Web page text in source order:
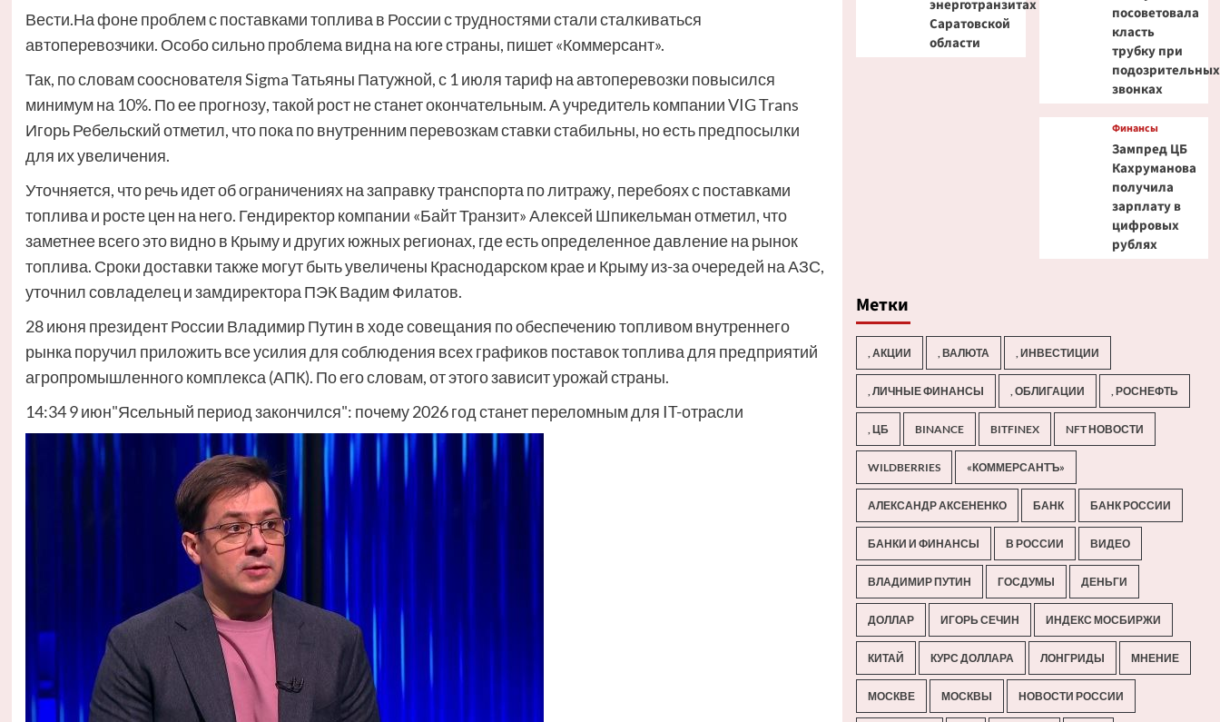
Вести.На фоне проблем с поставками топлива в России с трудностями стали сталкиваться
автоперевозчики. Особо сильно проблема видна на юге страны, пишет «Коммерсант».
Так, по словам сооснователя Sigma Татьяны Патужной, с 1 июля тариф на автоперевозки повысился
минимум на 10%. По ее прогнозу, такой рост не станет окончательным. А учредитель компании VIG Trans
Игорь Ребельский отметил, что пока по внутренним перевозкам ставки стабильны, но есть предпосылки
для их увеличения.
Уточняется, что речь идет об ограничениях на заправку транспорта по литражу, перебоях с поставками
топлива и росте цен на него. Гендиректор компании «Байт Транзит» Алексей Шпикельман отметил, что
заметнее всего это видно в Крыму и других южных регионах, где есть определенное давление на рынок
топлива. Сроки доставки также могут быть увеличены Краснодарском крае и Крыму из-за очередей на АЗС,
уточнил совладелец и замдиректора ПЭК Вадим Филатов.
28 июня президент России Владимир Путин в ходе совещания по обеспечению топливом внутреннего
рынка поручил приложить все усилия для соблюдения всех графиков поставок топлива для предприятий
агропромышленного комплекса (АПК). По его словам, от этого зависит урожай страны.
14:34 9 июн"Ясельный период закончился": почему 2026 год станет переломным для IT-отрасли
энерготранзитах
Саратовской
области
посоветовала
класть
трубку при
подозрительных
звонках
Финансы
Зампред ЦБ
Кахруманова
получила
зарплату в
цифровых
рублях
Метки
, АКЦИИ , ВАЛЮТА , ИНВЕСТИЦИИ
, ЛИЧНЫЕ ФИНАНСЫ , ОБЛИГАЦИИ , РОСНЕФТЬ
, ЦБ BINANCE BITFINEX NFT НОВОСТИ
WILDBERRIES «КОММЕРСАНТЪ»
АЛЕКСАНДР АКСЕНЕНКО БАНК БАНК РОССИИ
БАНКИ И ФИНАНСЫ В РОССИИ ВИДЕО
ВЛАДИМИР ПУТИН ГОСДУМЫ ДЕНЬГИ
ДОЛЛАР ИГОРЬ СЕЧИН ИНДЕКС МОСБИРЖИ
КИТАЙ КУРС ДОЛЛАРА ЛОНГРИДЫ МНЕНИЕ
МОСКВЕ МОСКВЫ НОВОСТИ РОССИИ